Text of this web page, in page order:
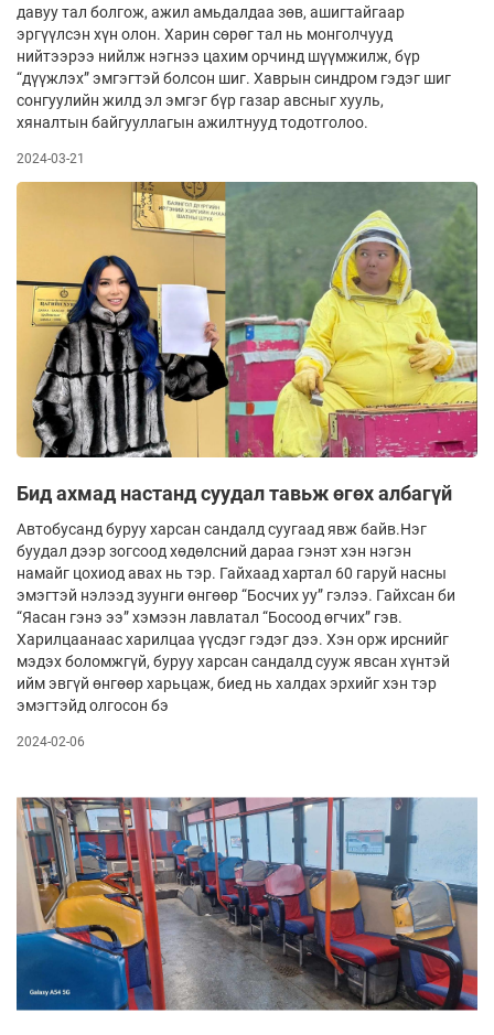
давуу тал болгож, ажил амьдалдаа зөв, ашигтайгаар
эргүүлсэн хүн олон. Харин сөрөг тал нь монголчууд
нийтээрээ нийлж нэгнээ цахим орчинд шүүмжилж, бүр
“дүүжлэх” эмгэгтэй болсон шиг. Хаврын синдром гэдэг шиг
сонгуулийн жилд эл эмгэг бүр газар авсныг хууль,
хяналтын байгууллагын ажилтнууд тодотголоо.
2024-03-21
Бид ахмад настанд суудал тавьж өгөх албагүй
Автобусанд буруу харсан сандалд суугаад явж байв.Нэг
буудал дээр зогсоод хөдөлсний дараа гэнэт хэн нэгэн
намайг цохиод авах нь тэр. Гайхаад хартал 60 гаруй насны
эмэгтэй нэлээд зуунги өнгөөр “Босчих уу” гэлээ. Гайхсан би
“Яасан гэнэ ээ” хэмээн лавлатал “Босоод өгчих” гэв.
Харилцаанаас харилцаа үүсдэг гэдэг дээ. Хэн орж ирснийг
мэдэх боломжгүй, буруу харсан сандалд сууж явсан хүнтэй
ийм эвгүй өнгөөр харьцаж, биед нь халдах эрхийг хэн тэр
эмэгтэйд олгосон бэ
2024-02-06